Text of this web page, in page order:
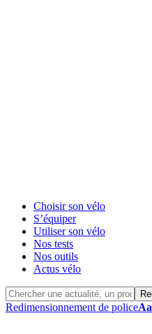
Choisir son vélo
S’équiper
Utiliser son vélo
Nos tests
Nos outils
Actus vélo
Redimensionnement de policeAa